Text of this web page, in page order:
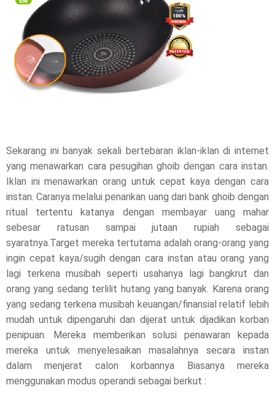
s
t
p
l
e
a
e
!
Sekarang ini banyak sekali bertebaran iklan-iklan di internet
yang menawarkan cara pesugihan ghoib dengan cara instan.
Iklan ini menawarkan orang untuk cepat kaya dengan cara
instan. Caranya melalui penarikan uang dari bank ghoib dengan
ritual tertentu katanya dengan membayar uang mahar
sebesar ratusan sampai jutaan rupiah sebagai
syaratnya.Target mereka tertutama adalah orang-orang yang
ingin cepat kaya/sugih dengan cara instan atau orang yang
lagi terkena musibah seperti usahanya lagi bangkrut dan
orang yang sedang terlilit hutang yang banyak. Karena orang
yang sedang terkena musibah keuangan/finansial relatif lebih
mudah untuk dipengaruhi dan dijerat untuk dijadikan korban
penipuan. Mereka memberikan solusi penawaran kepada
mereka untuk menyelesaikan masalahnya secara instan
dalam menjerat calon korbannya Biasanya mereka
menggunakan modus operandi sebagai berkut :